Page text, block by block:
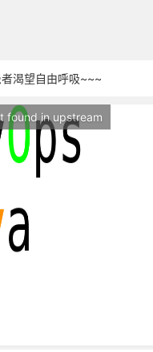
渴望自由呼吸~~~
，如果不能访问，请稍等片刻
排海
found in upstream